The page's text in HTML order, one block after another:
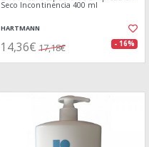
Seco Incontinencia 400 ml
HARTMANN
14,36€ 17,18€ - 16%